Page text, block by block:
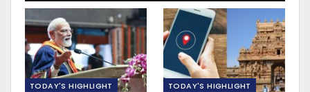
TODAY'S HIGHLIGHT TODAY'S HIGHLIGHT